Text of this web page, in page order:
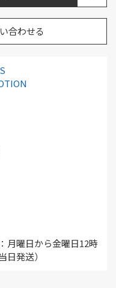
月曜日から金曜日12時
日発送）
合わせる